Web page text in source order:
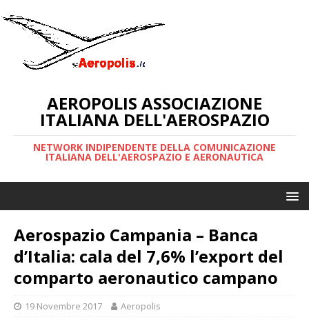
AEROPOLIS ASSOCIAZIONE
ITALIANA DELL'AEROSPAZIO
NETWORK INDIPENDENTE DELLA COMUNICAZIONE
ITALIANA DELL'AEROSPAZIO E AERONAUTICA
Aerospazio Campania – Banca
d’Italia: cala del 7,6% l’export del
comparto aeronautico campano
19 Novembre 2017 Aeropolis